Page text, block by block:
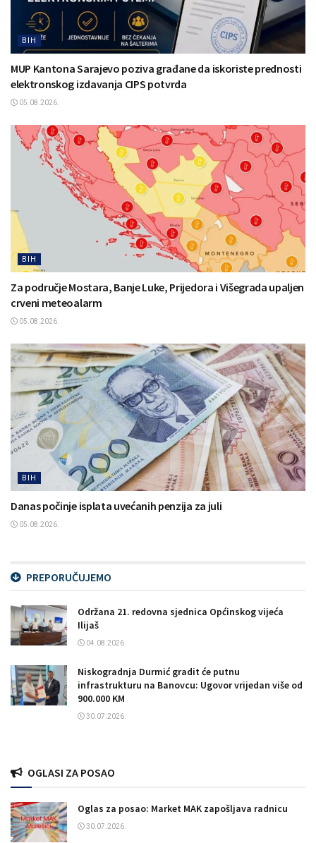
BIH
MUP Kantona Sarajevo poziva građane da iskoriste prednosti
elektronskog izdavanja CIPS potvrda
05.08.2026.
BIH
Za područje Mostara, Banje Luke, Prijedora i Višegrada upaljen
crveni meteoalarm
05.08.2026.
BIH
Danas počinje isplata uvećanih penzija za juli
05.08.2026.
PREPORUČUJEMO
Održana 21. redovna sjednica Općinskog vijeća
Ilijaš
04.08.2026.
Niskogradnja Durmić gradit će putnu
infrastrukturu na Banovcu: Ugovor vrijedan više od
900.000 KM
30.07.2026.
OGLASI ZA POSAO
Oglas za posao: Market MAK zapošljava radnicu
30.07.2026.